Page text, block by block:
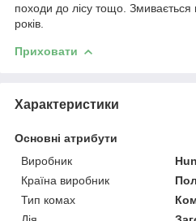
походи до лісу тощо. Змивається
років.
Приховати
Характеристики
Основні атрибути
Виробник
Країна виробник
Тип комах